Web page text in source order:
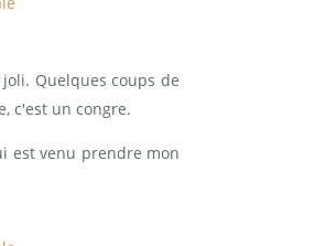
Quelques coups de
c'est un congre.
est venu prendre mon